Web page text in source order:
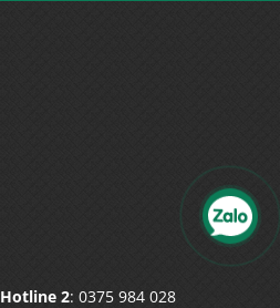
Hotline 2: 0375 984 028